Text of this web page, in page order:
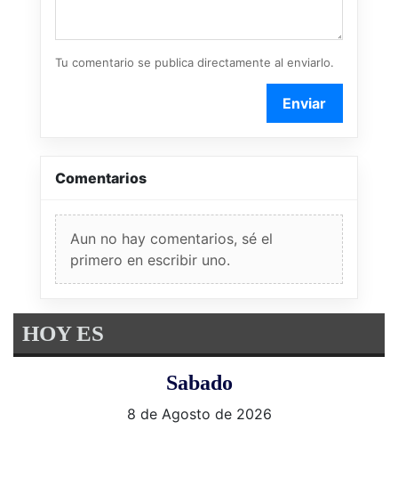
Tu comentario se publica directamente al enviarlo.
Enviar
Comentarios
Aun no hay comentarios, sé el
primero en escribir uno.
HOY ES
Sabado
8 de Agosto de 2026